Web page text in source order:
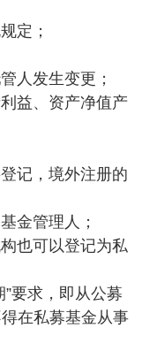
定；
人发生变更；
益、资产净值产
记，境外注册的
金管理人；
也可以登记为私
”要求，即从公募
在私募基金从事